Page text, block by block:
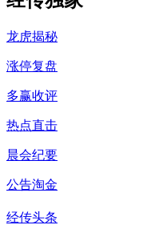
龙虎揭秘
涨停复盘
多赢收评
热点直击
晨会纪要
公告淘金
经传头条